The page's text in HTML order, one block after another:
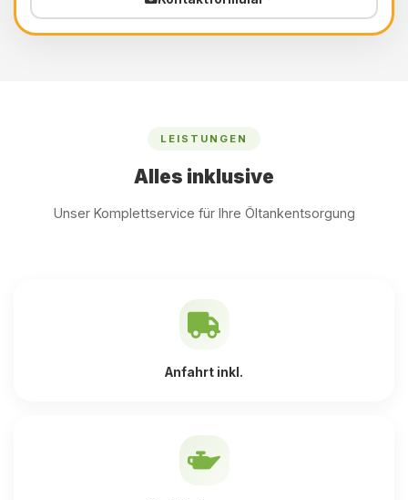
LEISTUNGEN
Alles inklusive
Unser Komplettservice für Ihre Öltankentsorgung
Anfahrt inkl.